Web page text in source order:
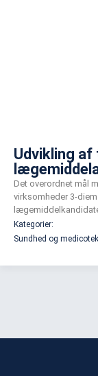
Udvikling
Det overordnet mål
virksomheder 3-
Kategorier:
Sundhed og